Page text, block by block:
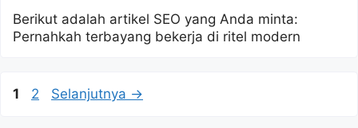
Berikut adalah artikel SEO yang Anda minta:
Pernahkah terbayang bekerja di ritel modern
Halaman
1 Halaman
2 Selanjutnya →